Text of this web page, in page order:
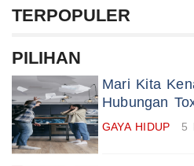
TERPOPULER
PILIHAN
Mari Kita
Hubungan
GAYA HIDUP 5